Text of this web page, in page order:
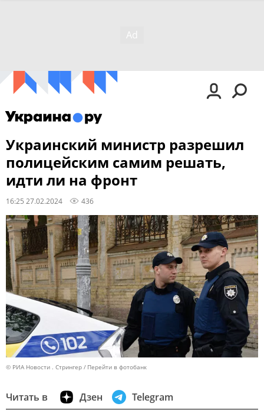
Украинский министр разрешил
полицейским самим решать,
идти ли на фронт
16:25 27.02.2024 436
© РИА Новости . Стрингер Перейти в фотобанк
Читать в Дзен Telegram